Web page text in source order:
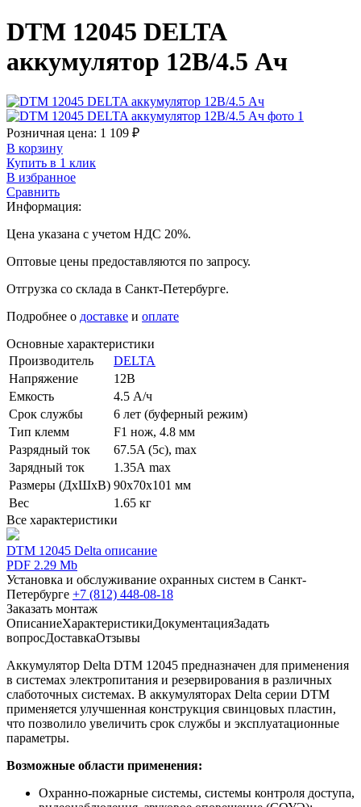
DTM 12045 DELTA
аккумулятор 12В/4.5 Ач
Розничная цена: 1 109 ₽
В корзину
Купить в 1 клик
В избранное
Сравнить
Информация:
Цена указана с учетом НДС 20%.
Оптовые цены предоставляются по запросу.
Отгрузка со склада в Санкт-Петербурге.
Подробнее о доставке и оплате
Основные характеристики
Производитель
DELTA
Напряжение
12В
Емкость
4.5 А/ч
Срок службы
6 лет (буферный режим)
Тип клемм
F1 нож, 4.8 мм
Разрядный ток
67.5A (5c), max
Зарядный ток
1.35А max
Размеры (ДхШхВ) 90х70х101 мм
Вес
1.65 кг
Все характеристики
DTM 12045 Delta описание
PDF 2.29 Mb
Установка и обслуживание охранных систем в Санкт-
Петербурге +7 (812) 448-08-18
Заказать монтаж
ОписаниеХарактеристикиДокументацияЗадать
вопросДоставкаОтзывы
Аккумулятор Delta DTM 12045 предназначен для применения
в системах электропитания и резервирования в различных
слаботочных системах. В аккумуляторах Delta серии DTM
применяется улучшенная конструкция свинцовых пластин,
что позволило увеличить срок службы и эксплуатационные
параметры.
Возможные области применения:
Охранно-пожарные системы, системы контроля доступа,